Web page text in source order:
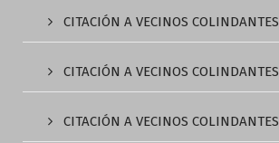
CITACIÓN A VECINOS COLINDANTES
CITACIÓN A VECINOS COLINDANTES
CITACIÓN A VECINOS COLINDANTES